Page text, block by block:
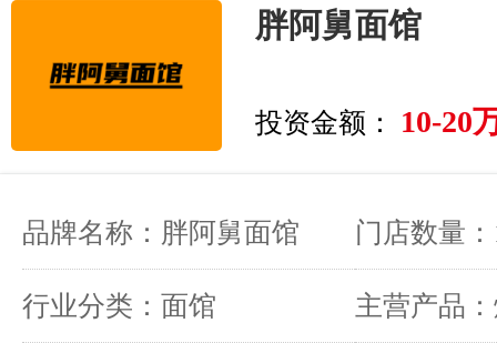
胖阿舅面馆
投资金额： 10-20
品牌名称：胖阿舅面馆 门店数量
行业分类：面馆 主营产品